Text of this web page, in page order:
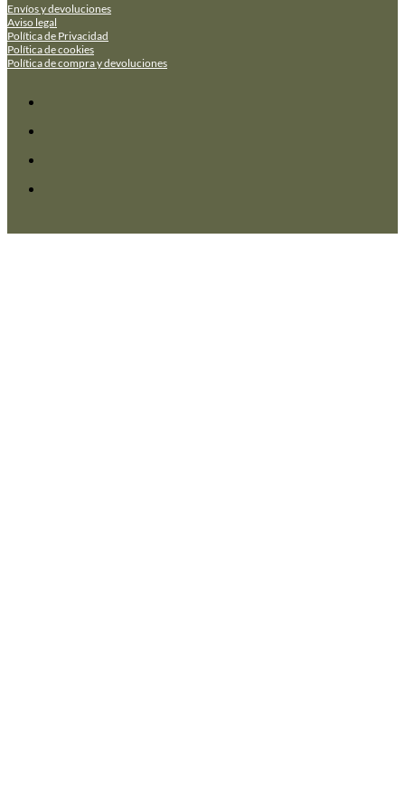
Envíos y devoluciones
Aviso legal
Política de Privacidad
Política de cookies
Política de compra y devoluciones